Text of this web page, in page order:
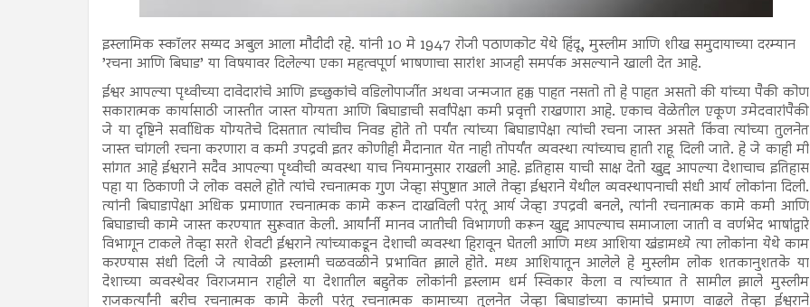
इस्लामिक स्कॉलर सय्यद अबुल आला मौदीदी रहे. यांनी 10 मे 1947 रोजी पठाणकोट येथे हिंदू, मुस्लीम आणि शीख समुदायाच्या दरम्यान
’रचना आणि बिघाड’ या विषयावर दिलेल्या एका महत्वपूर्ण भाषणाचा सारांश आजही समर्पक असल्याने खाली देत आहे.
ईश्वर आपल्या पृथ्वीच्या दावेदारांचे आणि इच्छुकांचे वडिलोपार्जीत अथवा जन्मजात हक्क पाहत नसतो तो हे पाहत असतो की यांच्या पैकी कोण
सकारात्मक कार्यासाठी जास्तीत जास्त योग्यता आणि बिघाडाची सर्वांपेक्षा कमी प्रवृत्ती राखणारा आहे. एकाच वेळेतील एकूण उमेदवारांपैकी
जे या दृष्टिने सर्वाधिक योग्यतेचे दिसतात त्यांचीच निवड होते तो पर्यंत त्यांच्या बिघाडापेक्षा त्यांची रचना जास्त असते किंवा त्यांच्या तुलनेत
जास्त चांगली रचना करणारा व कमी उपद्रवी इतर कोणीही मैदानात येत नाही तोपर्यंत व्यवस्था त्यांच्याच हाती राहू दिली जाते. हे जे काही मी
सांगत आहे ईश्वराने सदैव आपल्या पृथ्वीची व्यवस्था याच नियमानुसार राखली आहे. इतिहास याची साक्ष देतो खुद्द आपल्या देशाचाच इतिहास
पहा या ठिकाणी जे लोक वसले होते त्यांचे रचनात्मक गुण जेव्हा संपुष्टात आले तेव्हा ईश्वराने येथील व्यवस्थापनाची संधी आर्य लोकांना दिली.
त्यांनी बिघाडापेक्षा अधिक प्रमाणात रचनात्मक कामे करून दाखविली परंतू आर्य जेव्हा उपद्रवी बनले, त्यांनी रचनात्मक कामे कमी आणि
बिघाडाची कामे जास्त करण्यात सुरूवात केली. आर्यांर्नी मानव जातीची विभागणी करून खुद्द आपल्याच समाजाला जाती व वर्णभेद भाषांद्वारे
विभागून टाकले तेव्हा सरते शेवटी ईश्वराने त्यांच्याकडून देशाची व्यवस्था हिरावून घेतली आणि मध्य आशिया खंडामध्ये त्या लोकांना येथे काम
करण्यास संधी दिली जे त्यावेळी इस्लामी चळवळीने प्रभावित झाले होते. मध्य आशियातून आलेले हे मुस्लीम लोक शतकानुशतके या
देशाच्या व्यवस्थेवर विराजमान राहीले या देशातील बहुतेक लोकांनी इस्लाम धर्म स्विकार केला व त्यांच्यात ते सामील झाले मुस्लीम
राजकर्त्यांनी बरीच रचनात्मक कामे केली परंतू रचनात्मक कामाच्या तुलनेत जेव्हा बिघाडांच्या कामांचे प्रमाण वाढले तेव्हा ईश्वराने